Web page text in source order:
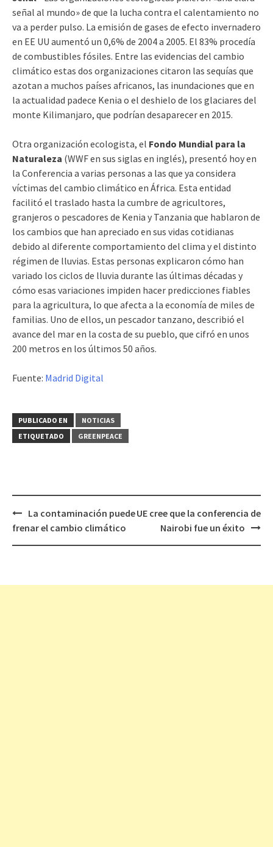
señal al mundo» de que la lucha contra el calentamiento no
va a perder pulso. La emisión de gases de efecto invernadero
en EE UU aumentó un 0,6% de 2004 a 2005. El 83% procedía
de combustibles fósiles. Entre las evidencias del cambio
climático estas dos organizaciones citaron las sequías que
azotan a muchos países africanos, las inundaciones que en
la actualidad padece Kenia o el deshielo de los glaciares del
monte Kilimanjaro, que podrían desaparecer en 2015.
Otra organización ecologista, el Fondo Mundial para la
Naturaleza (WWF en sus siglas en inglés), presentó hoy en
la Conferencia a varias personas a las que ya considera
víctimas del cambio climático en África. Esta entidad
facilitó el traslado hasta la cumbre de agricultores,
granjeros o pescadores de Kenia y Tanzania que hablaron de
los cambios que han apreciado en sus vidas cotidianas
debido al diferente comportamiento del clima y el distinto
régimen de lluvias. Estas personas explicaron cómo han
variado los ciclos de lluvia durante las últimas décadas y
cómo esas variaciones impiden hacer predicciones fiables
para la agricultura, lo que afecta a la economía de miles de
familias. Uno de ellos, un pescador tanzano, describió el
avance del mar en la costa de su pueblo, que cifró en unos
200 metros en los últimos 50 años.
Fuente: Madrid Digital
PUBLICADO EN
NOTICIAS
ETIQUETADO
GREENPEACE
Navegación
La contaminación puede
frenar el cambio climático
UE cree que la conferencia de
Nairobi fue un éxito